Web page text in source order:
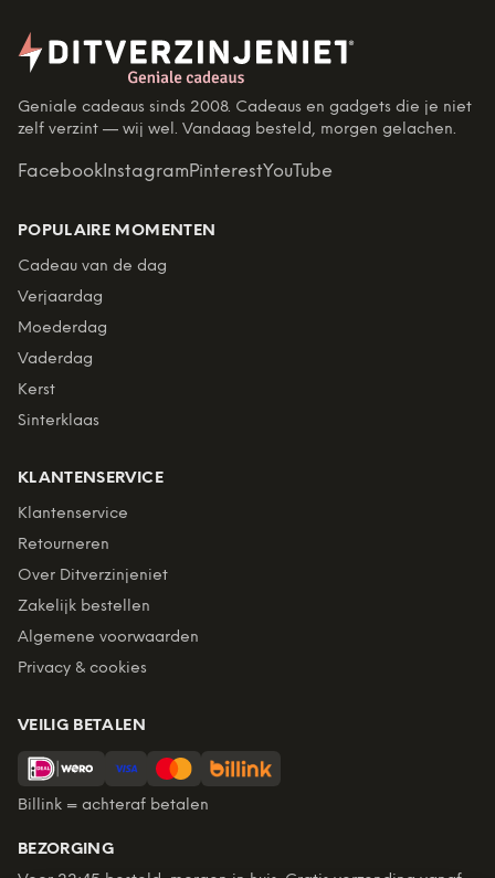
Geniale cadeaus sinds 2008. Cadeaus en gadgets die je niet
zelf verzint — wij wel. Vandaag besteld, morgen gelachen.
Facebook InstagramPinterestYouTube
POPULAIRE MOMENTEN
Cadeau van de dag
Verjaardag
Moederdag
Vaderdag
Kerst
Sinterklaas
KLANTENSERVICE
Klantenservice
Retourneren
Over Ditverzinjeniet
Zakelijk bestellen
Algemene voorwaarden
Privacy & cookies
VEILIG BETALEN
Billink = achteraf betalen
BEZORGING